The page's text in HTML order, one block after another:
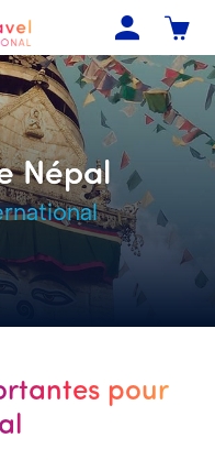
Népal
pour